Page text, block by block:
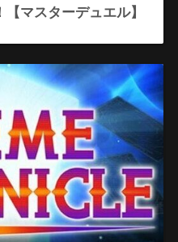
マスターデュエル】